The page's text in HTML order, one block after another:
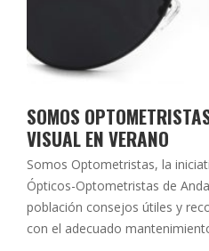
SOMOS
VISUAL EN VERANO
Somos Optometristas, la
Ópticos-Optometristas de
población consejos útiles y
con el adecuado